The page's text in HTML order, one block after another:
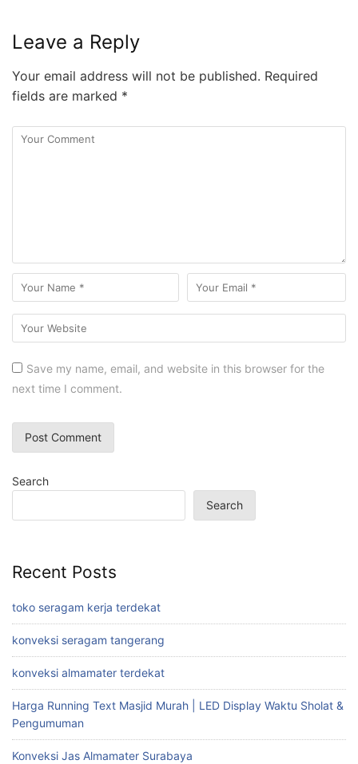
Leave a Reply
Your email address will not be published. Required
fields are marked *
Save my name, email, and website in this browser for the
next time I comment.
Search
Search
Recent Posts
toko seragam kerja terdekat
konveksi seragam tangerang
konveksi almamater terdekat
Harga Running Text Masjid Murah | LED Display Waktu Sholat &
Pengumuman
Konveksi Jas Almamater Surabaya